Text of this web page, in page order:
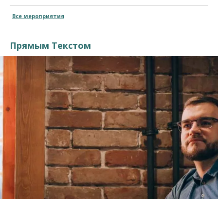
Все мероприятия
Прямым Текстом